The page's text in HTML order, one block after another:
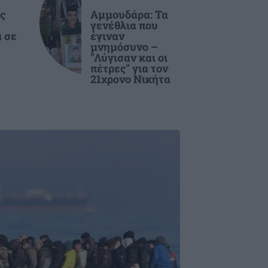
σε
Αμμουδάρα: Τα
γενέθλια που
έγιναν
μνημόσυνο –
"Λύγισαν και οι
πέτρες" για τον
21χρονο Νικήτα